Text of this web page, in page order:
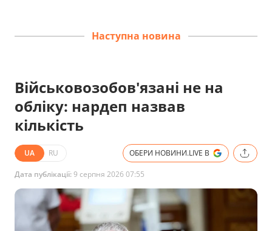
Наступна новина
Військовозобов'язані не на
обліку: нардеп назвав
кількість
UA RU ОБЕРИ НОВИНИ.LIVE В
Дата публікації:9 серпня 2026 07:55